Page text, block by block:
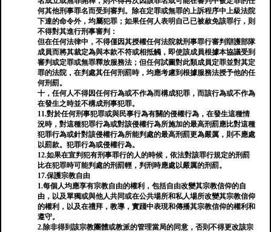
何其他刑事罪名而受到審判。除在定罪或無罪的上訴程序中上級法院
下達的命令外，均屬犯罪；如果任何人表明自己已被赦免該罪行，則
不得對其進行刑事審判：
但在任何法律中，不得僅因其授權任何法院就刑事罪行審判辯護部隊
成員而將其裁定為與本款不符或相抵觸，即使該成員根據本協議受到
審判或定罪或無罪釋放服務法；但任何試圖對此類成員定罪並對其定
罪的法院，在判處其任何刑罰時，均應考慮到根據服務法授予他的任
何刑罰。
十，任何人不得因任何行為或不作為而構成犯罪，而該行為或不作為
在發生之時並不構成刑事犯罪。
11.對於任何刑事犯罪或與民事行為有關的侵權行為，在發生這種情
況時，對這種犯罪行為或對該侵權行為所施加的最高刑罰應比對這種
犯罪行為或針對該侵權行為所能判處的最高刑罰更為嚴厲，則不應處
以罰款。犯罪行為或侵權行為。
12.如果在宣判犯有刑事罪行的人的時候，依法對該罪行規定的刑罰
比在犯罪時可能判處的刑罰輕，判刑時應處以嚴厲的刑罰。
17.保護宗教自由
1.每個人均應享有宗教自由的權利，包括自由改變其宗教信仰的自
由，以及單獨或與他人共同或在公共場所和私人場所改變其宗教信仰
的權利，以及在禮拜，教導，實踐中表現和傳播其宗教信仰的權利和
遵守。
2.除非得到該宗教團體或教派的管理當局的同意，否則不得更改該宗